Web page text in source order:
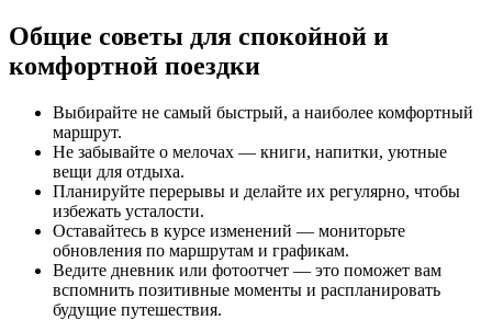
Общие советы для спокойной и
комфортной поездки
Выбирайте не самый быстрый, а наиболее комфортный
маршрут.
Не забывайте о мелочах — книги, напитки, уютные
вещи для отдыха.
Планируйте перерывы и делайте их регулярно, чтобы
избежать усталости.
Оставайтесь в курсе изменений — мониторьте
обновления по маршрутам и графикам.
Ведите дневник или фотоотчет — это поможет вам
вспомнить позитивные моменты и распланировать
будущие путешествия.